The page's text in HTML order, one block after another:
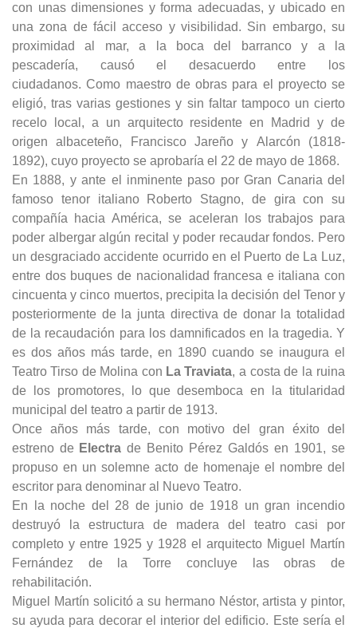
con unas dimensiones y forma adecuadas, y ubicado en
una zona de fácil acceso y visibilidad. Sin embargo, su
proximidad al mar, a la boca del barranco y a la
pescadería, causó el desacuerdo entre los
ciudadanos. Como maestro de obras para el proyecto se
eligió, tras varias gestiones y sin faltar tampoco un cierto
recelo local, a un arquitecto residente en Madrid y de
origen albaceteño, Francisco Jareño y Alarcón (1818-
1892), cuyo proyecto se aprobaría el 22 de mayo de 1868.
En 1888, y ante el inminente paso por Gran Canaria del
famoso tenor italiano Roberto Stagno, de gira con su
compañía hacia América, se aceleran los trabajos para
poder albergar algún recital y poder recaudar fondos. Pero
un desgraciado accidente ocurrido en el Puerto de La Luz,
entre dos buques de nacionalidad francesa e italiana con
cincuenta y cinco muertos, precipita la decisión del Tenor y
posteriormente de la junta directiva de donar la totalidad
de la recaudación para los damnificados en la tragedia. Y
es dos años más tarde, en 1890 cuando se inaugura el
Teatro Tirso de Molina con La Traviata, a costa de la ruina
de los promotores, lo que desemboca en la titularidad
municipal del teatro a partir de 1913.
Once años más tarde, con motivo del gran éxito del
estreno de Electra de Benito Pérez Galdós en 1901, se
propuso en un solemne acto de homenaje el nombre del
escritor para denominar al Nuevo Teatro.
En la noche del 28 de junio de 1918 un gran incendio
destruyó la estructura de madera del teatro casi por
completo y entre 1925 y 1928 el arquitecto Miguel Martín
Fernández de la Torre concluye las obras de
rehabilitación.
Miguel Martín solicitó a su hermano Néstor, artista y pintor,
su ayuda para decorar el interior del edificio. Este sería el